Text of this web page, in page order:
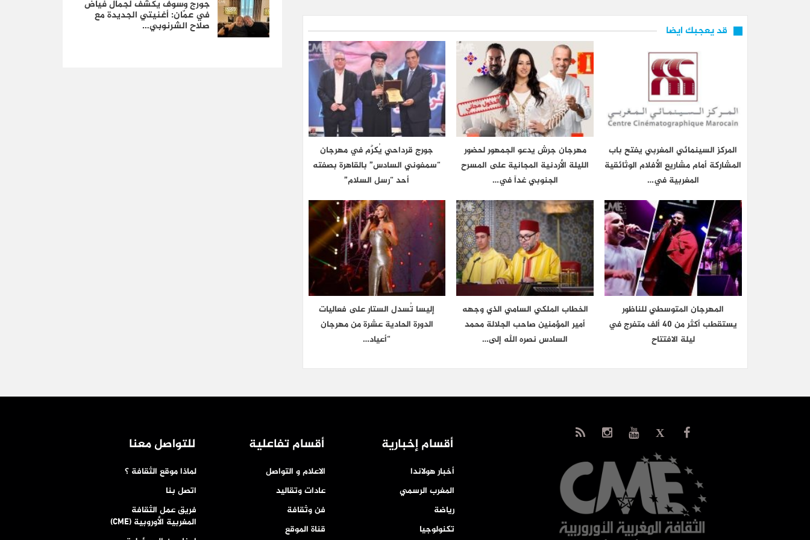
قد يعجبك ايضا
المركز السينمائي المغربي يفتح باب
المشاركة أمام مشاريع الأفلام الوثائقية
المغربية في…
مهرجان جرش يدعو الجمهور لحضور
الليلة الأردنية المجانية على المسرح
الجنوبي غداً في…
جورج قرداحي يُكرَّم في مهرجان
“سمفوني السادس” بالقاهرة بصفته
أحد “رسل السلام”
المهرجان المتوسطي للناظور
يستقطب أكثر من 40 ألف متفرج في
ليلة الافتتاح
الخطاب الملكي السامي الذي وجهه
أمير المؤمنين صاحب الجلالة محمد
السادس نصره الله إلى…
إليسا تُسدل الستار على فعاليات
الدورة الحادية عشرة من مهرجان
“أعياد…
جورج وسوف يكشف لجمال فياض
في عمّان: أغنيتي الجديدة مع
صلاح الشرنوبي…
أقسام إخبارية
أخبار هولاندا
المغرب الرسمي
رياضة
تكنولوجيا
أقسام تفاعلية
الاعلام و التواصل
عادات وتقاليد
فن وثقافة
قناة الموقع
للتواصل معنا
لماذا موقع الثقافة ؟
اتصل بنا
فريق عمل الثقافة
المغربية الأوروبية (CME)